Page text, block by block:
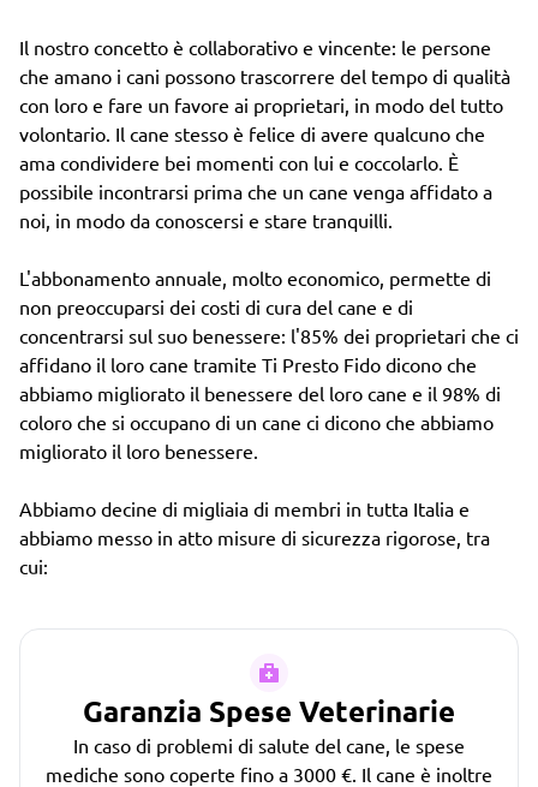
Il nostro concetto è collaborativo e vincente: le persone
che amano i cani possono trascorrere del tempo di qualità
con loro e fare un favore ai proprietari, in modo del tutto
volontario. Il cane stesso è felice di avere qualcuno che
ama condividere bei momenti con lui e coccolarlo. È
possibile incontrarsi prima che un cane venga affidato a
noi, in modo da conoscersi e stare tranquilli.
L'abbonamento annuale, molto economico, permette di
non preoccuparsi dei costi di cura del cane e di
concentrarsi sul suo benessere: l'85% dei proprietari che ci
affidano il loro cane tramite Ti Presto Fido dicono che
abbiamo migliorato il benessere del loro cane e il 98% di
coloro che si occupano di un cane ci dicono che abbiamo
migliorato il loro benessere.
Abbiamo decine di migliaia di membri in tutta Italia e
abbiamo messo in atto misure di sicurezza rigorose, tra
cui:
Garanzia Spese Veterinarie
In caso di problemi di salute del cane, le spese
mediche sono coperte fino a 3000 €. Il cane è inoltre